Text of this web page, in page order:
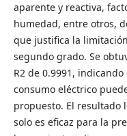
aparente y reactiva,
humedad, entre otros,
que justifica la
segundo grado. Se
R2 de 0.9991,
consumo eléctrico
propuesto. El resultado
solo es eficaz para la